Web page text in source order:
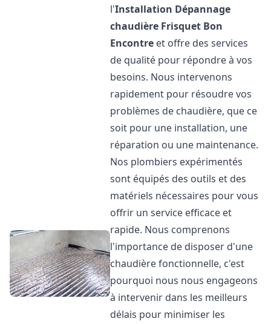
l'Installation Dépannage
chaudière Frisquet Bon
Encontre et offre des services
de qualité pour répondre à vos
besoins. Nous intervenons
rapidement pour résoudre vos
problèmes de chaudière, que ce
soit pour une installation, une
réparation ou une maintenance.
Nos plombiers expérimentés
sont équipés des outils et des
matériels nécessaires pour vous
offrir un service efficace et
rapide. Nous comprenons
l'importance de disposer d'une
chaudière fonctionnelle, c'est
pourquoi nous nous engageons
à intervenir dans les meilleurs
délais pour minimiser les